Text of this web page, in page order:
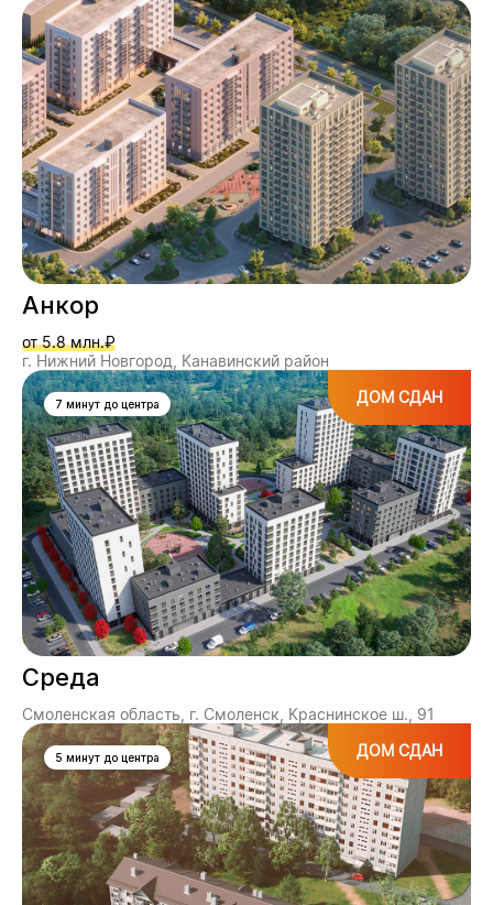
Анкор
от 5.8 млн.₽
г. Нижний Новгород, Канавинский район
7 минут до центра ДОМ СДАН
Среда
Смоленская область, г. Смоленск, Краснинское ш., 91
5 минут до центра ДОМ СДАН